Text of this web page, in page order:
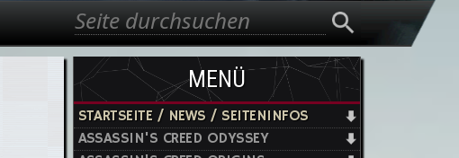
Suchformular
Suche
MENÜ
STARTSEITE / NEWS / SEITENINFOS
ASSASSIN'S CREED ODYSSEY